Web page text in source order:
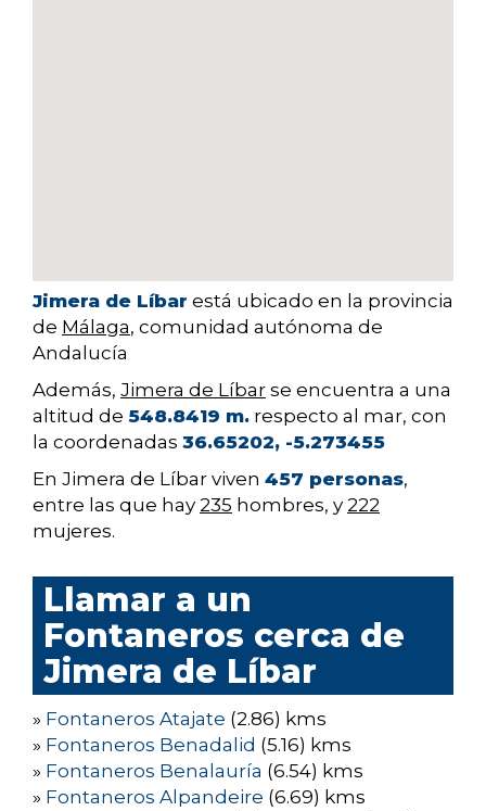
Jimera de Líbar está ubicado en la provincia
de Málaga, comunidad autónoma de
Andalucía
Además, Jimera de Líbar se encuentra a una
altitud de 548.8419 m. respecto al mar, con
la coordenadas 36.65202, -5.273455
En Jimera de Líbar viven 457 personas,
entre las que hay 235 hombres, y 222
mujeres.
Llamar a un
Fontaneros cerca de
Jimera de Líbar
» Fontaneros Atajate (2.86) kms
» Fontaneros Benadalid (5.16) kms
» Fontaneros Benalauría (6.54) kms
» Fontaneros Alpandeire (6.69) kms